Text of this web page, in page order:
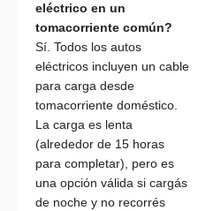
eléctrico en un
tomacorriente común?
Sí. Todos los autos
eléctricos incluyen un cable
para carga desde
tomacorriente doméstico.
La carga es lenta
(alrededor de 15 horas
para completar), pero es
una opción válida si cargás
de noche y no recorrés